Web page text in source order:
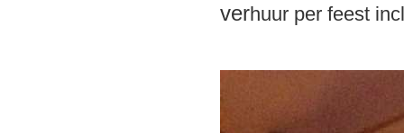
verhuur per feest